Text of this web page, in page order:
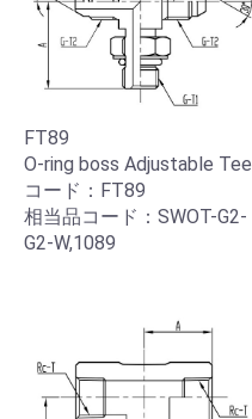
FT89
O-ring boss Adjustable Tee
コード：FT89
相当品コード：SWOT-G2-
G2-W,1089